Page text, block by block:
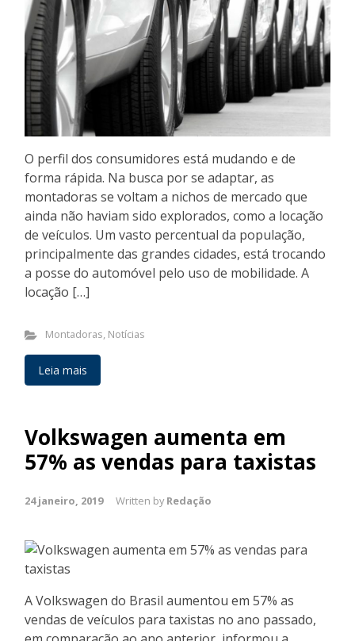
O perfil dos consumidores está mudando e de
forma rápida. Na busca por se adaptar, as
montadoras se voltam a nichos de mercado que
ainda não haviam sido explorados, como a locação
de veículos. Um vasto percentual da população,
principalmente das grandes cidades, está trocando
a posse do automóvel pelo uso de mobilidade. A
locação […]
Montadoras, Notícias
Leia mais
Volkswagen aumenta em
57% as vendas para taxistas
24 janeiro, 2019 Written by Redação
A Volkswagen do Brasil aumentou em 57% as
vendas de veículos para taxistas no ano passado,